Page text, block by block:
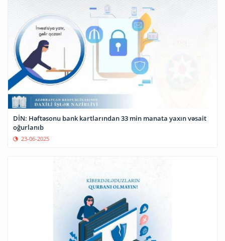
DİN: Həftəsonu bank kartlarından 33 min manata yaxın vəsait
oğurlanıb
23-06-2025